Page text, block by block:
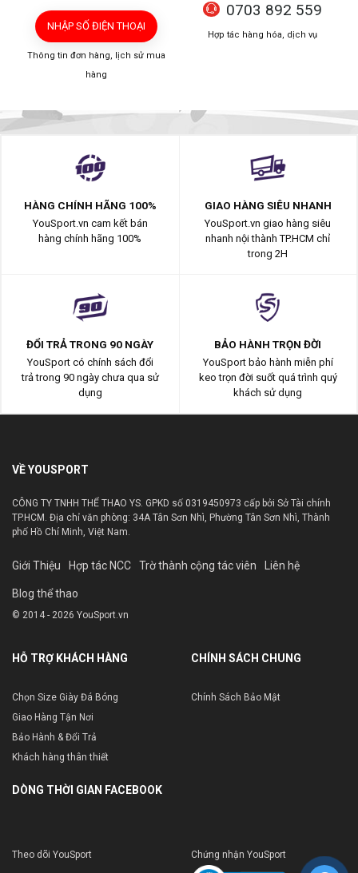
NHẬP SỐ ĐIỆN THOẠI
Thông tin đơn hàng, lịch sử mua
hàng
0703 892 559
Hợp tác hàng hóa, dịch vụ
HÀNG CHÍNH HÃNG 100%
YouSport.vn cam kết bán
hàng chính hãng 100%
GIAO HÀNG SIÊU NHANH
YouSport.vn giao hàng siêu
nhanh nội thành TP.HCM chỉ
trong 2H
ĐỔI TRẢ TRONG 90 NGÀY
YouSport có chính sách đổi
trả trong 90 ngày chưa qua sử
dụng
BẢO HÀNH TRỌN ĐỜI
YouSport bảo hành miễn phí
keo trọn đời suốt quá trình quý
khách sử dụng
VỀ YOUSPORT
CÔNG TY TNHH THỂ THAO YS. GPKD số 0319450973 cấp bởi Sở Tài chính
TP.HCM. Địa chỉ văn phòng: 34A Tân Sơn Nhì, Phường Tân Sơn Nhì, Thành
phố Hồ Chí Minh, Việt Nam.
Giới Thiệu Hợp tác NCC Trờ thành cộng tác viên Liên hệ
Blog thể thao
© 2014 - 2026 YouSport.vn
HỖ TRỢ KHÁCH HÀNG
Chọn Size Giày Đá Bóng
Giao Hàng Tận Nơi
Bảo Hành & Đổi Trả
Khách hàng thân thiết
CHÍNH SÁCH CHUNG
Chính Sách Bảo Mật
DÒNG THỜI GIAN FACEBOOK
Theo dõi YouSport Chứng nhận YouSport